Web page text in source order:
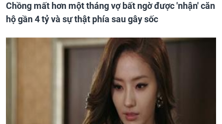
Chồng mất hơn một tháng vợ bất ngờ được 'nhận' căn
hộ gần 4 tỷ và sự thật phía sau gây sốc